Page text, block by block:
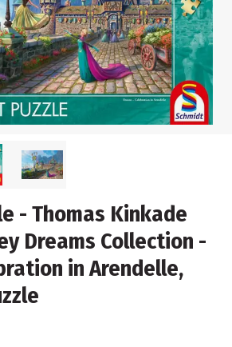
- Thomas Kinkade
Dreams Collection -
in Arendelle,